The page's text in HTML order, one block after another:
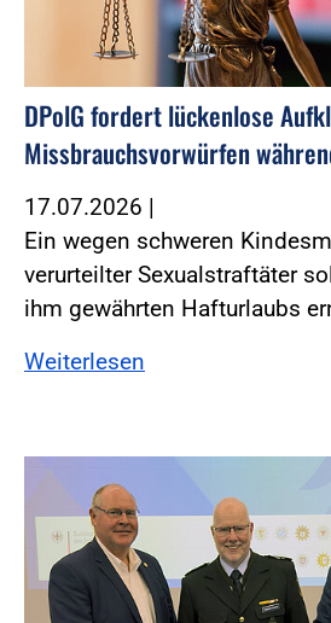
DPolG fordert lückenlose
Missbrauchsvorwürfen
17.07.2026 |
Ein wegen schweren
verurteilter Sexualstraftäter
ihm gewährten Hafturlaubs
Weiterlesen